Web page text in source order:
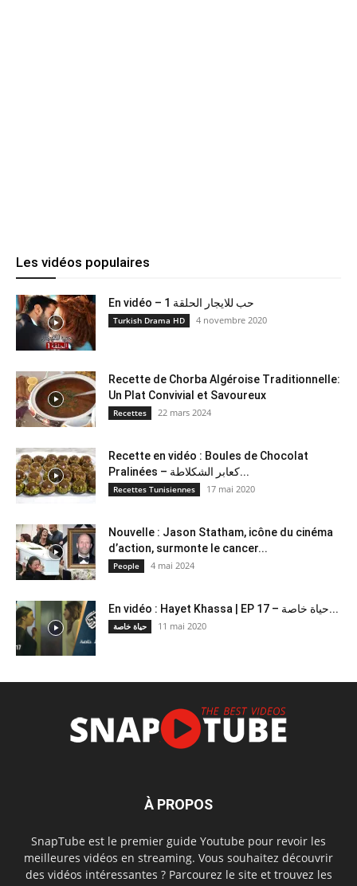
Les vidéos populaires
En vidéo – حب للايجار الحلقة 1
Turkish Drama HD 4 novembre 2020
Recette de Chorba Algéroise Traditionnelle:
Un Plat Convivial et Savoureux
Recettes 22 mars 2024
Recette en vidéo : Boules de Chocolat
Pralinées – كعابر الشكلاطة...
Recettes Tunisiennes 17 mai 2020
Nouvelle : Jason Statham, icône du cinéma
d’action, surmonte le cancer...
People 4 mai 2024
En vidéo : Hayet Khassa | EP 17 – حياة خاصة...
حياة خاصة 11 mai 2020
À PROPOS
SnapTube est le premier guide Youtube pour revoir les
meilleures vidéos en streaming. Vous souhaitez découvrir
des vidéos intéressantes ? Parcourez le site et trouvez les